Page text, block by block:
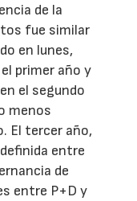
de la
fue similar
en lunes,
primer año y
el segundo
menos
El tercer año,
entre
de
entre P+D y